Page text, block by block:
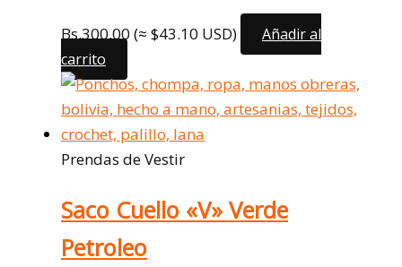
Bs.300,00 (≈ $43.10 USD)
Añadir al
carrito
Prendas de Vestir
Saco Cuello «V» Verde
Petroleo